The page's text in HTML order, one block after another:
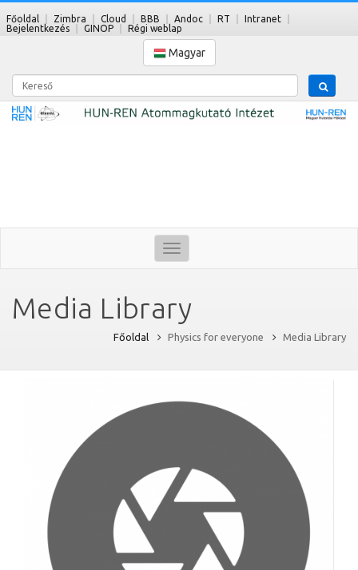
Főoldal Zimbra Cloud BBB Andoc RT
Intranet
Bejelentkezés
GINOP Régi weblap
Magyar
Kereső
Toggle
navigation
Media Library
Főoldal Physics for everyone Media Library